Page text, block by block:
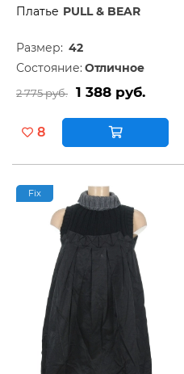
Платье PULL & BEAR
Размер: 42
Состояние: Отличное
2 775 руб. 1 388 руб.
8
Fix